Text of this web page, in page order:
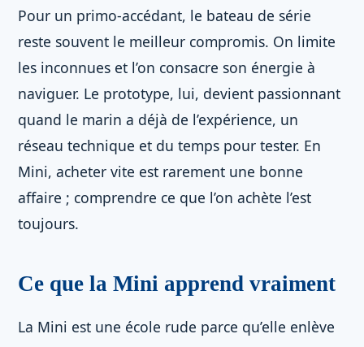
Pour un primo-accédant, le bateau de série
reste souvent le meilleur compromis. On limite
les inconnues et l’on consacre son énergie à
naviguer. Le prototype, lui, devient passionnant
quand le marin a déjà de l’expérience, un
réseau technique et du temps pour tester. En
Mini, acheter vite est rarement une bonne
affaire ; comprendre ce que l’on achète l’est
toujours.
Ce que la Mini apprend vraiment
La Mini est une école rude parce qu’elle enlève